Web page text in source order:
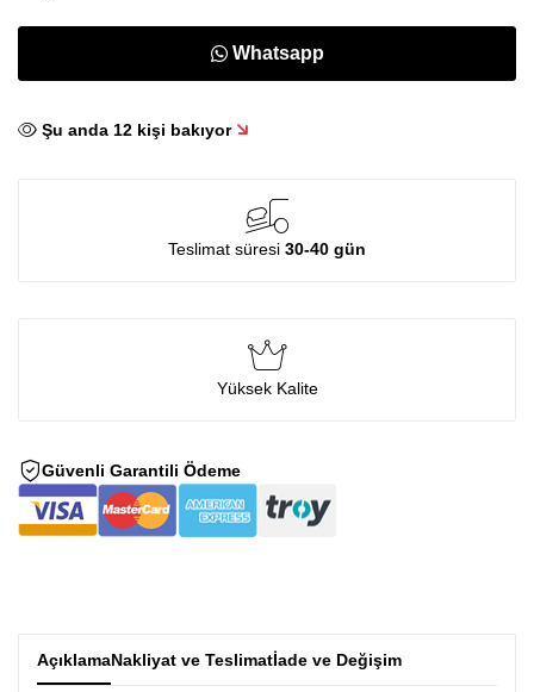
Whatsapp
Şu anda 12 kişi bakıyor
Teslimat süresi 30-40 gün
Yüksek Kalite
Güvenli Garantili Ödeme
AçıklamaNakliyat ve Teslimatİade ve Değişim